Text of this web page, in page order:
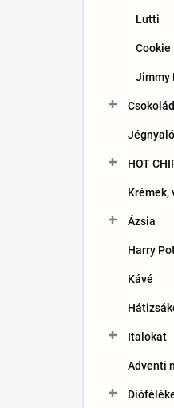
Lutti
Cookie
Jimmy
HOT
Krémek,
Ázsia
Harry
Kávé
Italokat
Adventi